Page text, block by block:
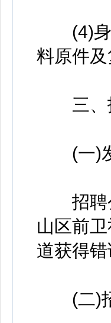
(4)身
料原件
三、
(一)发
招聘公
山区前
道获得
(二)招